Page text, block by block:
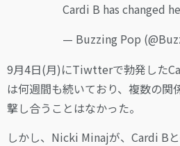
Cardi B has changed
— Buzzing Pop
9月4日(月)にTiwtterで勃発した
は何週間も続いており、複数の
撃し合うことはなかった。
しかし、Nicki Minajが、Cardi B